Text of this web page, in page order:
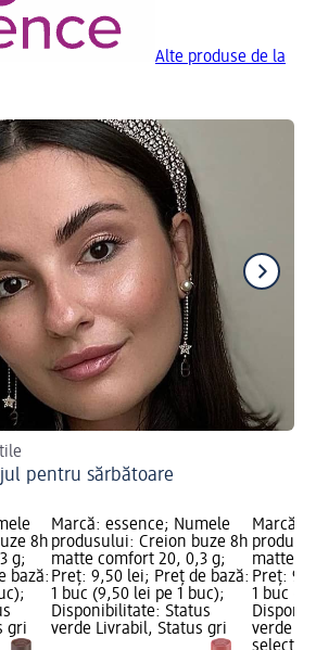
Alte produse de la
pentru sărbătoare
8h
g;
bază:
gri
Marcă: essence; Numele
produsului: Creion buze 8h
matte comfort 20, 0,3 g;
Preț: 9,50 lei; Preț de bază:
1 buc (9,50 lei pe 1 buc);
Disponibilitate: Status
verde Livrabil, Status gri
Marcă:
matte
Preț:
1 buc
verde